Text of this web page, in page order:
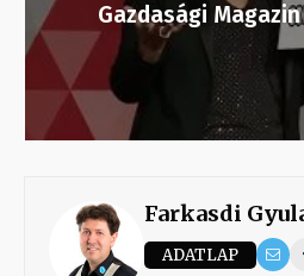
Gazdasági Magazin
Farkasdi
ADATLAP